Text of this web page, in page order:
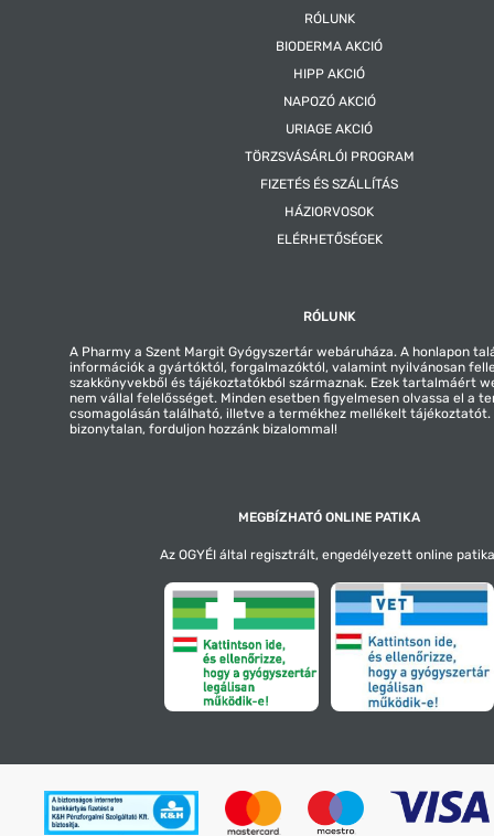
RÓLUNK
BIODERMA AKCIÓ
HIPP AKCIÓ
NAPOZÓ AKCIÓ
URIAGE AKCIÓ
TÖRZSVÁSÁRLÓI PROGRAM
FIZETÉS ÉS SZÁLLÍTÁS
HÁZIORVOSOK
ELÉRHETŐSÉGEK
RÓLUNK
A Pharmy a Szent Margit Gyógyszertár webáruháza. A honlapon
információk a gyártóktól, forgalmazóktól, valamint nyilvánosan
szakkönyvekből és tájékoztatókból származnak. Ezek tartalmáért
nem vállal felelősséget. Minden esetben figyelmesen olvassa el a
csomagolásán található, illetve a termékhez mellékelt tájékoztatót.
bizonytalan, forduljon hozzánk bizalommal!
MEGBÍZHATÓ ONLINE PATIKA
Az OGYÉI által regisztrált, engedélyezett online